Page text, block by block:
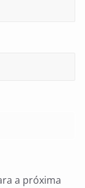
a próxima